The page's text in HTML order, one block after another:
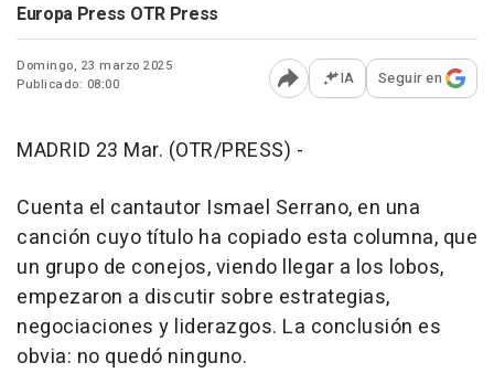
Europa Press OTR Press
Domingo, 23 marzo 2025
Publicado: 08:00
Abrir opciones para
IA Seguir en
MADRID 23 Mar. (OTR/PRESS) -
Cuenta el cantautor Ismael Serrano, en una
canción cuyo título ha copiado esta columna, que
un grupo de conejos, viendo llegar a los lobos,
empezaron a discutir sobre estrategias,
negociaciones y liderazgos. La conclusión es
obvia: no quedó ninguno.